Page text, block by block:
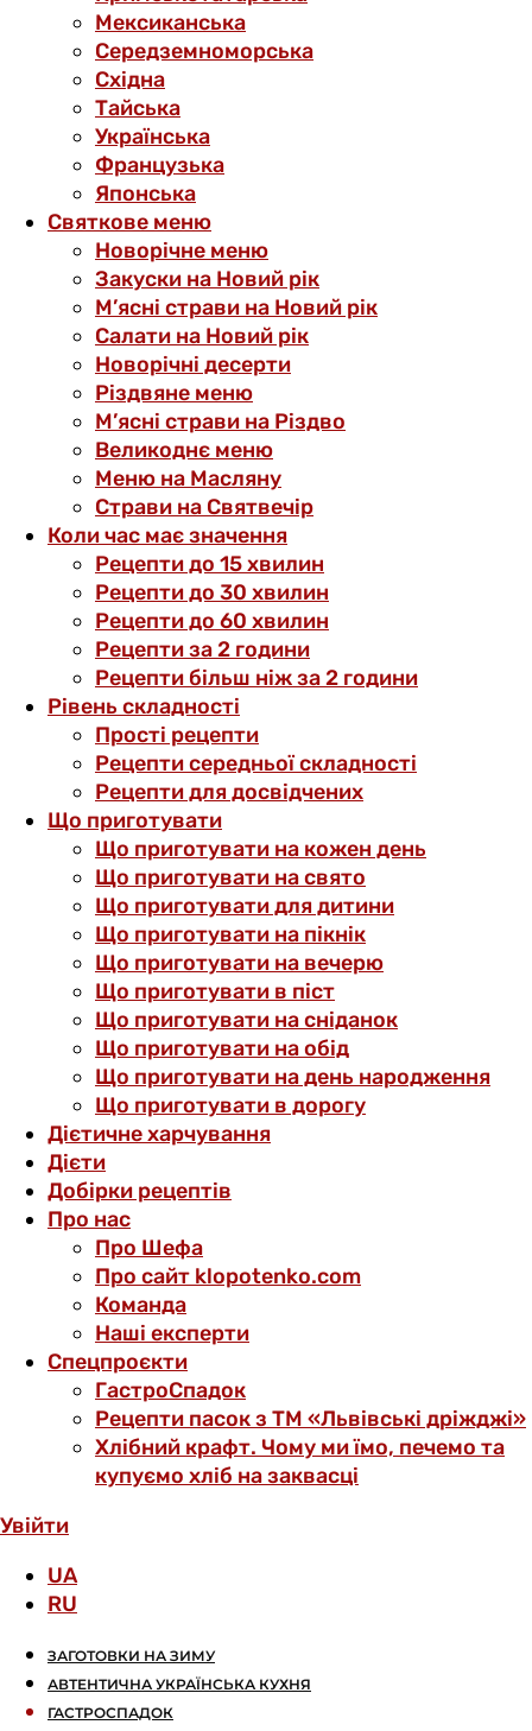
Мексиканська
Середземноморська
Східна
Тайська
Українська
Французька
Японська
Святкове меню
Новорічне меню
Закуски на Новий рік
М’ясні страви на Новий рік
Салати на Новий рік
Новорічні десерти
Різдвяне меню
М’ясні страви на Різдво
Великоднє меню
Меню на Масляну
Страви на Святвечір
Коли час має значення
Рецепти до 15 хвилин
Рецепти до 30 хвилин
Рецепти до 60 хвилин
Рецепти за 2 години
Рецепти більш ніж за 2 години
Рівень складності
Прості рецепти
Рецепти середньої складності
Рецепти для досвідчених
Що приготувати
Що приготувати на кожен день
Що приготувати на свято
Що приготувати для дитини
Що приготувати на пікнік
Що приготувати на вечерю
Що приготувати в піст
Що приготувати на сніданок
Що приготувати на обід
Що приготувати на день народження
Що приготувати в дорогу
Дієтичне харчування
Дієти
Добірки рецептів
Про нас
Про Шефа
Про сайт klopotenko.com
Команда
Наші експерти
Спецпроєкти
ГастроСпадок
Рецепти пасок з ТМ «Львівські дріжджі»
Хлібний крафт. Чому ми їмо, печемо та
купуємо хліб на заквасці
Увійти
UA
RU
ЗАГОТОВКИ НА ЗИМУ
АВТЕНТИЧНА УКРАЇНСЬКА КУХНЯ
ГАСТРОСПАДОК